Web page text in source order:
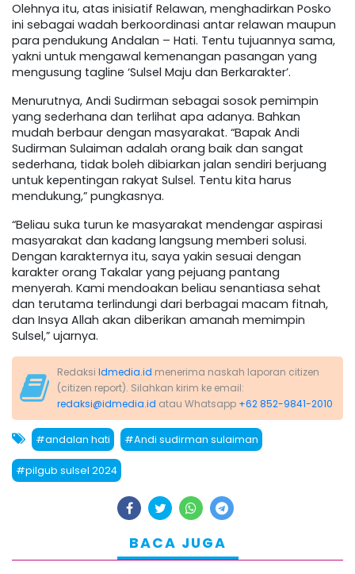
Olehnya itu, atas inisiatif Relawan, menghadirkan Posko
ini sebagai wadah berkoordinasi antar relawan maupun
para pendukung Andalan – Hati. Tentu tujuannya sama,
yakni untuk mengawal kemenangan pasangan yang
mengusung tagline ‘Sulsel Maju dan Berkarakter’.
Menurutnya, Andi Sudirman sebagai sosok pemimpin
yang sederhana dan terlihat apa adanya. Bahkan
mudah berbaur dengan masyarakat. “Bapak Andi
Sudirman Sulaiman adalah orang baik dan sangat
sederhana, tidak boleh dibiarkan jalan sendiri berjuang
untuk kepentingan rakyat Sulsel. Tentu kita harus
mendukung,” pungkasnya.
“Beliau suka turun ke masyarakat mendengar aspirasi
masyarakat dan kadang langsung memberi solusi.
Dengan karakternya itu, saya yakin sesuai dengan
karakter orang Takalar yang pejuang pantang
menyerah. Kami mendoakan beliau senantiasa sehat
dan terutama terlindungi dari berbagai macam fitnah,
dan Insya Allah akan diberikan amanah memimpin
Sulsel,” ujarnya.
Redaksi Idmedia.id menerima naskah laporan citizen
(citizen report). Silahkan kirim ke email:
redaksi@idmedia.id atau Whatsapp +62 852-9841-2010
#andalan hati #Andi sudirman sulaiman
#pilgub sulsel 2024
BACA JUGA